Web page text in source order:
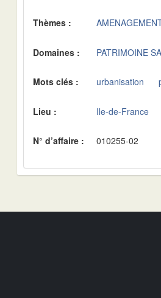
Thèmes :
Domaines : PATRIMOINE
Mots clés : urbanisation
Lieu : Ile-de-France
N° d’affaire : 010255-02